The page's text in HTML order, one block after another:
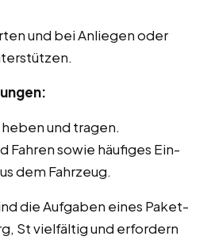
und bei Anliegen oder
und tragen.
Fahren sowie häufiges Ein-
dem Fahrzeug.
die Aufgaben eines Paket-
St vielfältig und erfordern